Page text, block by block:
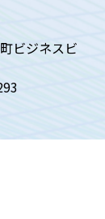
ビジネスビ